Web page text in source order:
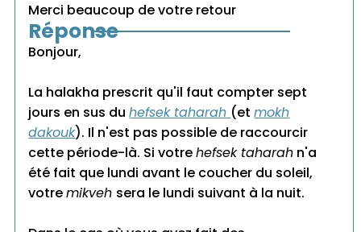
Merci beaucoup de votre retour
Réponse
Bonjour,
La halakha prescrit qu'il faut compter sept
jours en sus duhefsek taharah (etmokh
dakouk). Il n'est pas possible de raccourcir
cette période-là. Si votrehefsek taharah n'a
été fait que lundi avant le coucher du soleil,
votremikveh sera le lundi suivant à la nuit.